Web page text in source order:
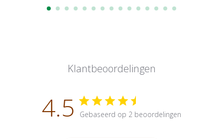
Klantbeoordelingen
4.5 Gebaseerd op 2 beoordelingen